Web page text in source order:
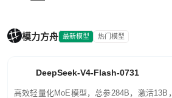
模力方舟 最新模型 热门模型
DeepSeek-V4-Flash-0731
高效轻量化MoE模型，总参284B，激活13B